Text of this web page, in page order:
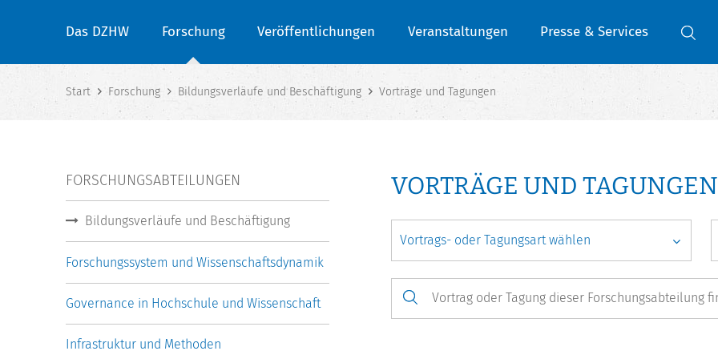
Das DZHW Forschung Veröffentlichungen Veranstaltungen Presse & Services
Start Forschung Bildungsverläufe und Beschäftigung Vorträge und Tagungen
VORTRÄGE UND TAGUNGEN
FORSCHUNGSABTEILUNGEN
Bildungsverläufe und Beschäftigung
Forschungssystem und Wissenschaftsdynamik
Governance in Hochschule und Wissenschaft
Infrastruktur und Methoden